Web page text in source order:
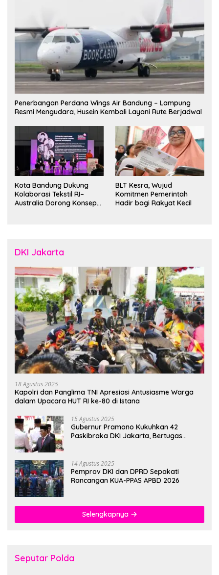
Penerbangan Perdana Wings Air Bandung – Lampung
Resmi Mengudara, Husein Kembali Layani Rute Berjadwal
Kota Bandung Dukung
Kolaborasi Tekstil RI–
Australia Dorong Konsep
BLT Kesra, Wujud
Komitmen Pemerintah
Hadir bagi Rakyat Kecil
DKI Jakarta
18 Agustus 2025
Kapolri dan Panglima TNI Apresiasi Antusiasme Warga
dalam Upacara HUT RI ke-80 di Istana
15 Agustus 2025
Gubernur Pramono Kukuhkan 42
Paskibraka DKI Jakarta, Bertugas
14 Agustus 2025
Pemprov DKI dan DPRD Sepakati
Rancangan KUA-PPAS APBD 2026
Selengkapnya
Seputar Polda